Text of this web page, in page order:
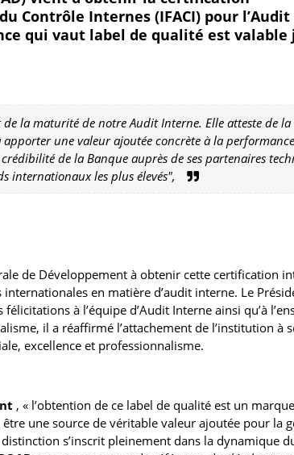
Contrôle Internes (IFACI) pour
qui vaut label de qualité est valable
la maturité de notre Audit Interne. Elle atteste de
apporter une valeur ajoutée concrète à la
de la Banque auprès de ses partenaires
internationaux les plus élevés",
de Développement à obtenir cette certification
en matière d’audit interne. Le
à l’équipe d’Audit Interne ainsi qu’à
il a réaffirmé l’attachement de l’institution à
excellence et professionnalisme.
, « l’obtention de ce label de qualité est un
une source de véritable valeur ajoutée pour la
s’inscrit pleinement dans la dynamique